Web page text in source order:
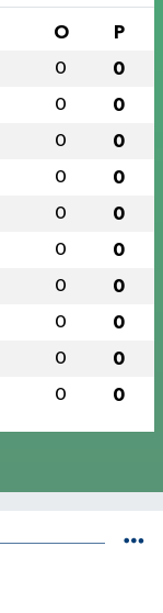
O P
0 0
0 0
0 0
0 0
0 0
0 0
0 0
0 0
0 0
0 0